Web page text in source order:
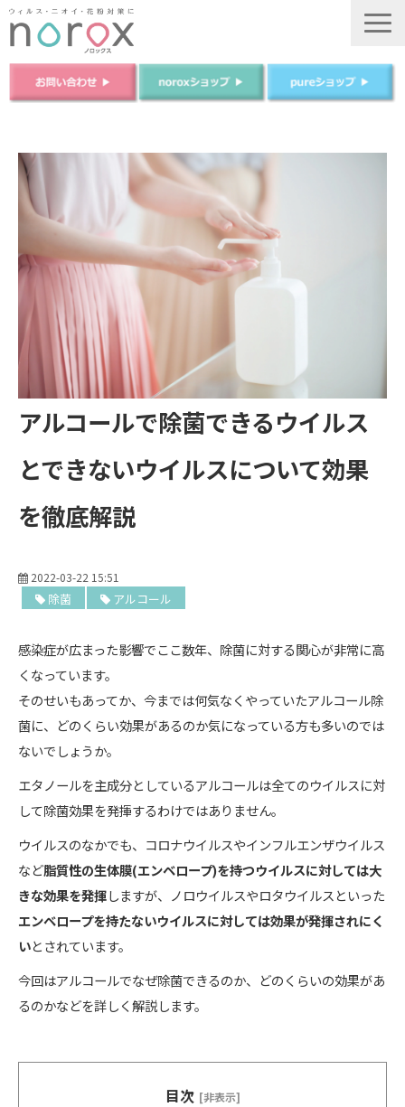
ノロックスについて
ノロックスPureについて
商品について
法人のお客様
運営会社
アルコールで除菌できるウイルス
とできないウイルスについて効果
を徹底解説
2022-03-22 15:51
除菌 アルコール
感染症が広まった影響でここ数年、除菌に対する関心が非常に高
くなっています。
そのせいもあってか、今までは何気なくやっていたアルコール除
菌に、どのくらい効果があるのか気になっている方も多いのでは
ないでしょうか。
エタノールを主成分としているアルコールは全てのウイルスに対
して除菌効果を発揮するわけではありません。
ウイルスのなかでも、コロナウイルスやインフルエンザウイルス
など脂質性の生体膜(エンベロープ)を持つウイルスに対しては大
きな効果を発揮しますが、ノロウイルスやロタウイルスといった
エンベロープを持たないウイルスに対しては効果が発揮されにく
いとされています。
今回はアルコールでなぜ除菌できるのか、どのくらいの効果があ
るのかなどを詳しく解説します。
目次 [非表示]